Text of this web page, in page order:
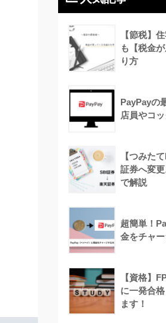
【節税】
も【税金
り方
PayPayの
店員やコ
【つみた
証券へ変
で解説
超簡単！
金をチャー
【資格】
に一発合
ます！